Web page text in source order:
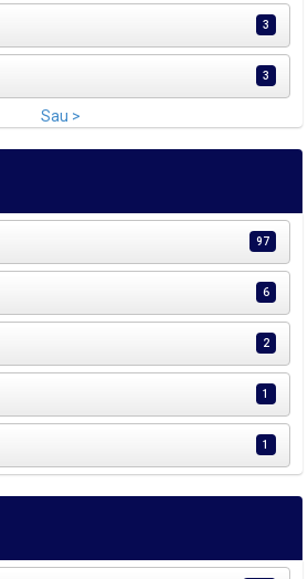
3
3
Sau >
97
6
2
1
1